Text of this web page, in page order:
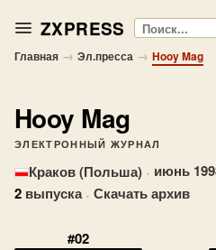
ZXPRESS Поиск
Главная → Эл.пресса → Hooy Mag
Hooy Mag
ЭЛЕКТРОННЫЙ ЖУРНАЛ
Краков (Польша) · июнь
2 выпуска · Скачать архив
#02